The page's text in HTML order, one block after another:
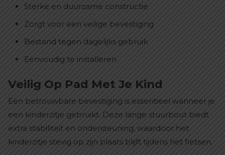
Sterke en duurzame constructie
Zorgt voor een veilige bevestiging
Bestand tegen dagelijks gebruik
Eenvoudig te installeren
Veilig Op Pad Met Je Kind
Een betrouwbare bevestiging is essentieel wanneer je
een kinderzitje gebruikt. Deze lange stuurbout biedt
extra stabiliteit en ondersteuning, waardoor het
kinderzitje stevig op zijn plaats blijft tijdens het fietsen.